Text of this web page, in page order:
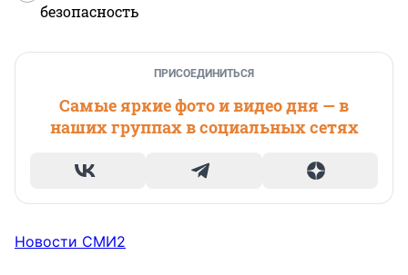
безопасность
ПРИСОЕДИНИТЬСЯ
Самые яркие фото и видео дня — в
наших группах в социальных сетях
Новости СМИ2